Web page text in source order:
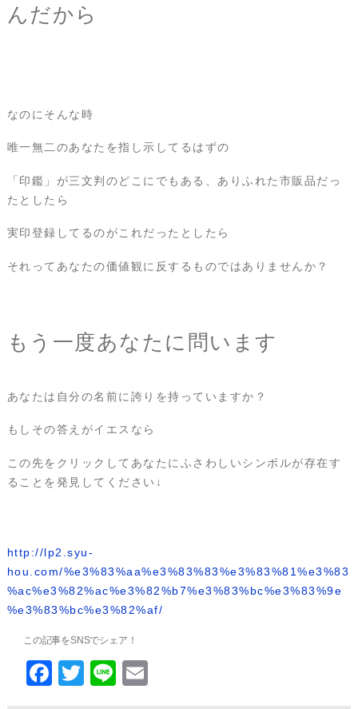
んだから
なのにそんな時
唯一無二のあなたを指し示してるはずの
「印鑑」が三文判のどこにでもある、ありふれた市販品だっ
たとしたら
実印登録してるのがこれだったとしたら
それってあなたの価値観に反するものではありませんか？
もう一度あなたに問います
あなたは自分の名前に誇りを持っていますか？
もしその答えがイエスなら
この先をクリックしてあなたにふさわしいシンボルが存在す
ることを発見してください↓
http://lp2.syu-
hou.com/%e3%83%aa%e3%83%83%e3%83%81%e3%83
%ac%e3%82%ac%e3%82%b7%e3%83%bc%e3%83%9e
%e3%83%bc%e3%82%af/
この記事をSNSでシェア！
F
T
Li